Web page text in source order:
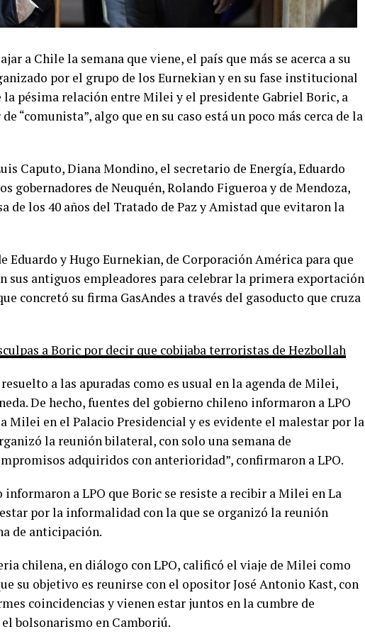
a Chile la semana que viene, el país que más se acerca a su
por el grupo de los Eurnekian y en su fase institucional
pésima relación entre Milei y el presidente Gabriel Boric, a
“comunista”, algo que en su caso está un poco más cerca de la
Caputo, Diana Mondino, el secretario de Energía, Eduardo
gobernadores de Neuquén, Rolando Figueroa y de Mendoza,
de los 40 años del Tratado de Paz y Amistad que evitaron la
y Hugo Eurnekian, de Corporación América para que
sus antiguos empleadores para celebrar la primera exportación
concretó su firma GasAndes a través del gasoducto que cruza
a Boric por decir que cobijaba terroristas de Hezbollah
a las apuradas como es usual en la agenda de Milei,
De hecho, fuentes del gobierno chileno informaron a LPO
Milei en el Palacio Presidencial y es evidente el malestar por la
la reunión bilateral, con solo una semana de
adquiridos con anterioridad”, confirmaron a LPO.
a LPO que Boric se resiste a recibir a Milei en La
por la informalidad con la que se organizó la reunión
de anticipación.
chilena, en diálogo con LPO, calificó el viaje de Milei como
su objetivo es reunirse con el opositor José Antonio Kast, con
coincidencias y vienen estar juntos en la cumbre de
bolsonarismo en Camboriú.